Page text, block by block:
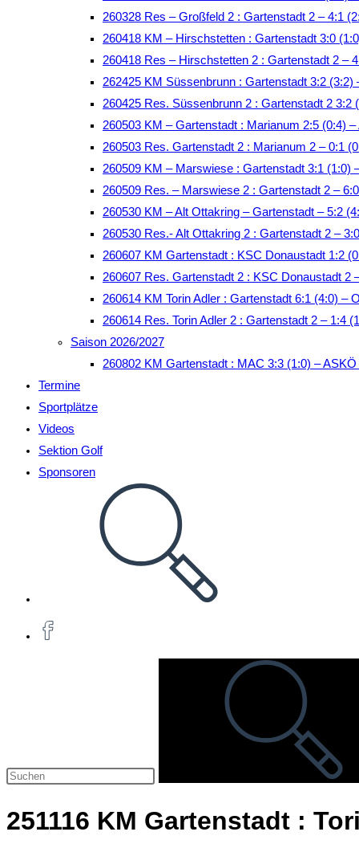
260328 Res – Großfeld 2 : Gartenstadt 2 – 4:1
260418 KM – Hirschstetten : Gartenstadt 3:0
260418 Res – Hirschstetten 2 : Gartenstadt 2 –
262425 KM Süssenbrunn : Gartenstadt 3:2 (3:2)
260425 Res. Süssenbrunn 2 : Gartenstadt 2 3:2
260503 KM – Gartenstadt : Marianum 2:5 (0:4)
260503 Res. Gartenstadt 2 : Marianum 2 – 0:1
260509 KM – Marswiese : Gartenstadt 3:1 (1:0)
260509 Res. – Marswiese 2 : Gartenstadt 2 –
260530 KM – Alt Ottakring – Gartenstadt – 5:2
260530 Res.- Alt Ottakring 2 : Gartenstadt 2 –
260607 KM Gartenstadt : KSC Donaustadt 1:2
260607 Res. Gartenstadt 2 : KSC Donaustadt 2
260614 KM Torin Adler : Gartenstadt 6:1 (4:0) –
260614 Res. Torin Adler 2 : Gartenstadt 2 – 1:4
Saison 2026/2027
260802 KM Gartenstadt : MAC 3:3 (1:0) –
Termine
Sportplätze
Videos
Sektion Golf
Sponsoren
251116 KM Gartenstadt :